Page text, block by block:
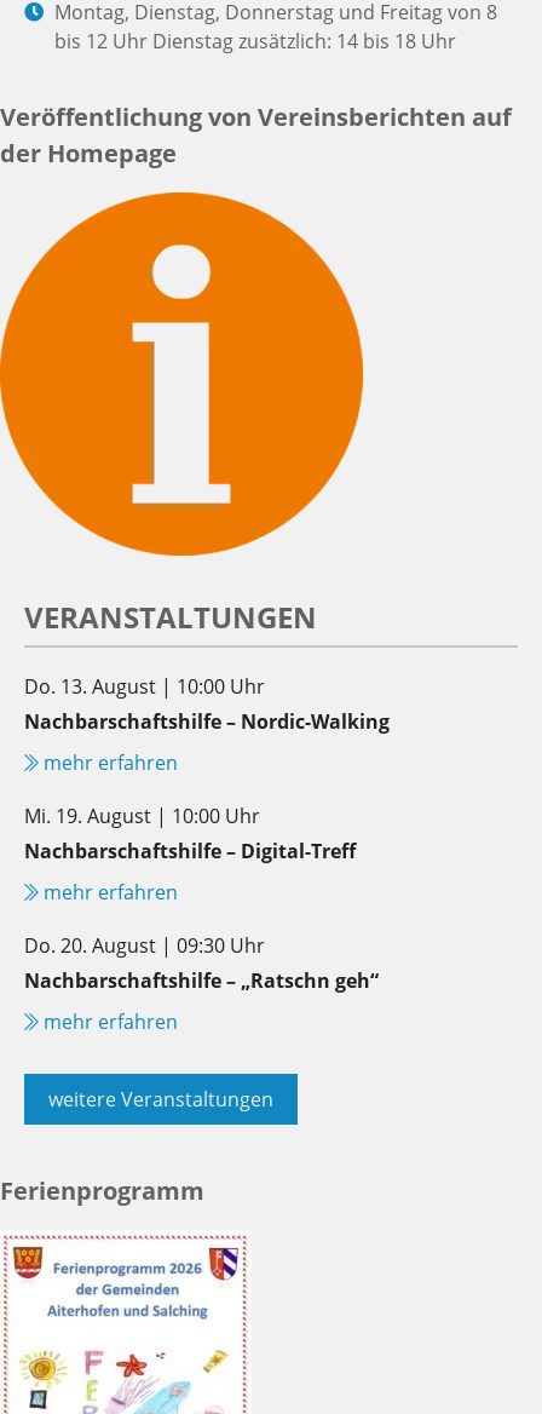
Montag, Dienstag, Donnerstag und Freitag von 8
bis 12 Uhr Dienstag zusätzlich: 14 bis 18 Uhr
Veröffentlichung von Vereinsberichten auf
der Homepage
VERANSTALTUNGEN
Do. 13. August | 10:00 Uhr
Nachbarschaftshilfe – Nordic-Walking
mehr erfahren
Mi. 19. August | 10:00 Uhr
Nachbarschaftshilfe – Digital-Treff
mehr erfahren
Do. 20. August | 09:30 Uhr
Nachbarschaftshilfe – „Ratschn geh“
mehr erfahren
weitere Veranstaltungen
Ferienprogramm